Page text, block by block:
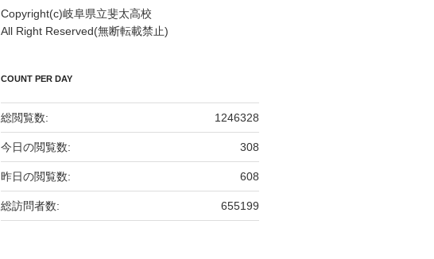
ー
Copyright(c)岐阜県立斐太高校
All Right Reserved(無断転載禁止)
COUNT PER DAY
1246328
総閲覧数:
308
今日の閲覧数:
608
昨日の閲覧数:
655199
総訪問者数: